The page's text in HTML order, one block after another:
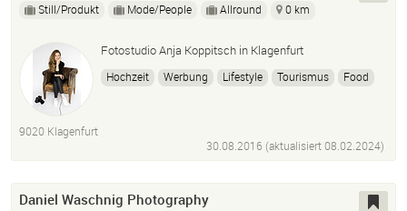
Still/Produkt Mode/People Allround 0 km
Fotostudio Anja Koppitsch in Klagenfurt
Hochzeit Werbung Lifestyle Tourismus
Food
9020 Klagenfurt
30.08.2016 (aktualisiert08.02.2024)
Daniel Waschnig Photography